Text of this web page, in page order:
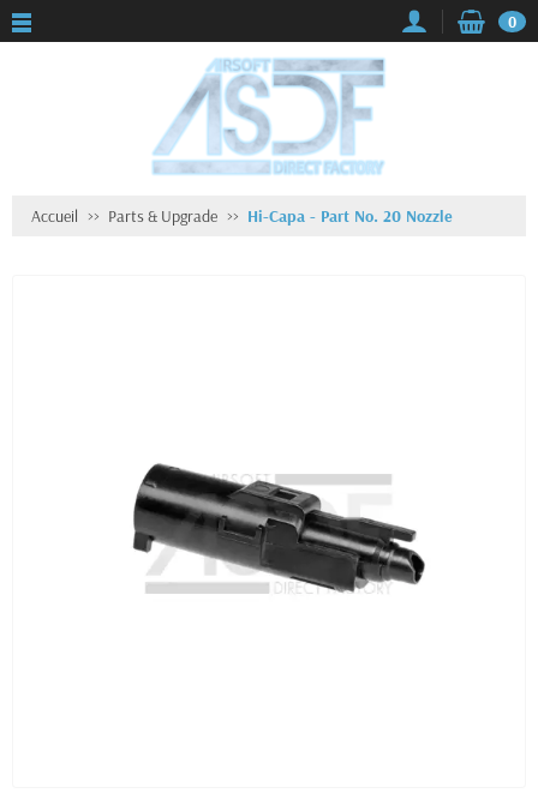
0
Accueil Parts & Upgrade Hi-Capa - Part No. 20 Nozzle